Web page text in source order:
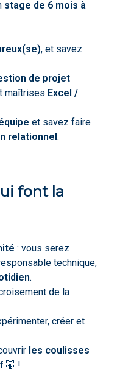
stage de 6 mois à
, et savez
de projet
maîtrises Excel /
et savez faire
relationnel.
font la
: vous serez
technique,
.
de la
créer et
les coulisses
🐷 !